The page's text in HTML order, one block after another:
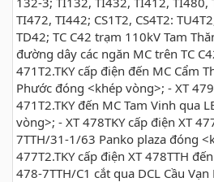
TI472, TI442; CS1T2, CS4T2:
TD42; TC C42 trạm 110kV Tam
đường dây các ngăn MC trên TC
471T2.TKY cấp điện đến MC Cẩm
Phước đóng <khép vòng>; - XT
471T2.TKY đến MC Tam Vinh qua
vòng>; - XT 478TKY cấp điện XT
7TTH/31-1/63 Panko plaza đóng
477T2.TKY cấp điện XT 478TTH
478-7TTH/C1 cắt qua DCL Cầu